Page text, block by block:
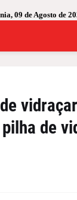
09 de Agosto de
de